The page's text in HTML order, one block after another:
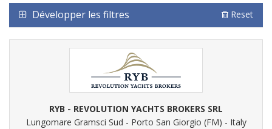
Développer les filtres Reset
RYB - REVOLUTION YACHTS BROKERS SRL
Lungomare Gramsci Sud - Porto San Giorgio (FM) - Italy